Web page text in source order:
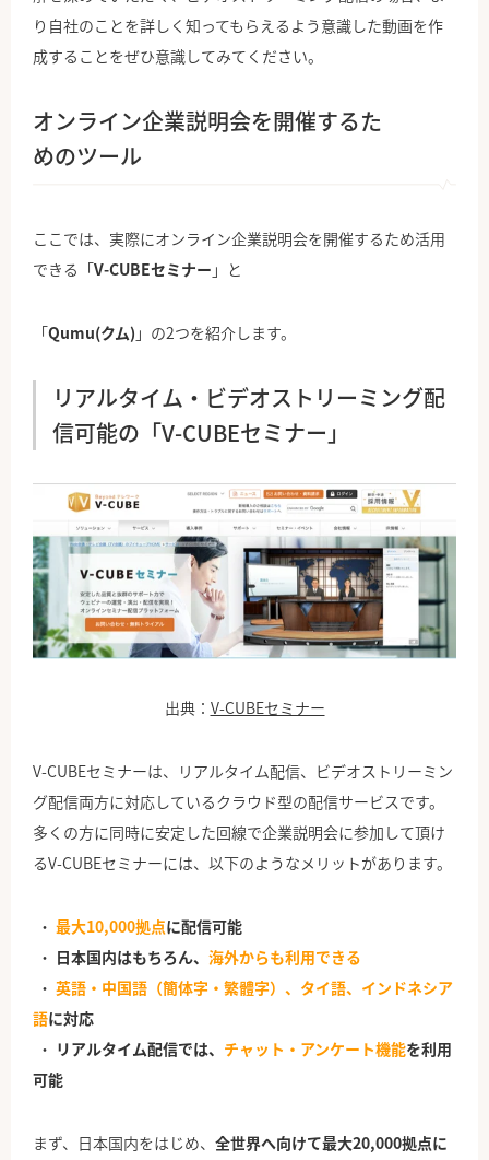
り自社のことを詳しく知ってもらえるよう意識した動画を作
成することをぜひ意識してみてください。
オンライン企業説明会を開催するた
めのツール
ここでは、実際にオンライン企業説明会を開催するため活用
できる「V-CUBEセミナー 」と
「Qumu(クム) 」の2つを紹介します。
リアルタイム・ビデオストリーミング配
信可能の「V-CUBEセミナー」
出典： V-CUBEセミナー
V-CUBEセミナーは、リアルタイム配信、ビデオストリーミン
グ配信両方に対応しているクラウド型の配信サービスです。
多くの方に同時に安定した回線で企業説明会に参加して頂け
るV-CUBEセミナーには、以下のようなメリットがあります。
最大10,000拠点に配信可能
日本国内はもちろん、 海外からも利用できる
英語・中国語（簡体字・繁體字）、タイ語、インドネシア
語に対応
リアルタイム配信では、 チャット・アンケート機能を利用
可能
まず、日本国内をはじめ、 全世界へ向けて最大20,000拠点に